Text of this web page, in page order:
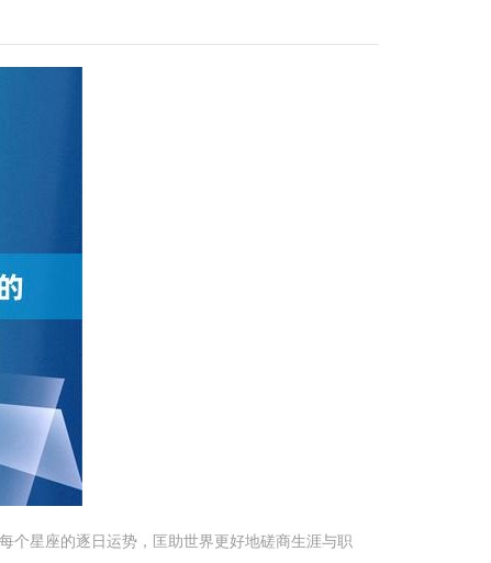
个星座的逐日运势，匡助世界更好地磋商生涯与职